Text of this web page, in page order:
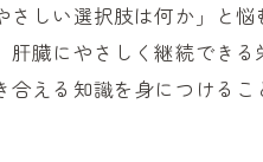
しい選択肢は何か」と
臓にやさしく継続でき
える知識を身につけるこ